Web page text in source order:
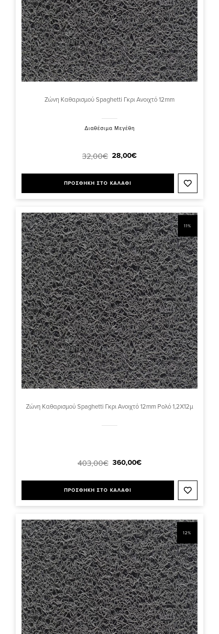
Ζώνη Καθαρισμού Spaghetti Γκρι Ανοιχτό 12mm
Διαθέσιμα Μεγέθη
32,00€ 28,00€
ΠΡΟΣΘΗΚΗ ΣΤΟ ΚΑΛΑΘΙ
11%
Ζώνη Καθαρισμού Spaghetti Γκρι Ανοιχτό 12mm Ρολό 1,2Χ12μ
403,00€ 360,00€
ΠΡΟΣΘΗΚΗ ΣΤΟ ΚΑΛΑΘΙ
12%